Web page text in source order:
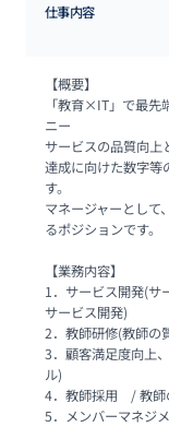
仕事内容
【概要】
「教育×IT」で最先
ニー
サービスの品質向上
達成に向けた数字等
す。
マネージャーとして
るポジションです。
【業務内容】
1．サービス開発(サ
サービス開発)
2．教師研修(教師の
3．顧客満足度向上
ル)
4．教師採用　/ 教
5．メンバーマネジ